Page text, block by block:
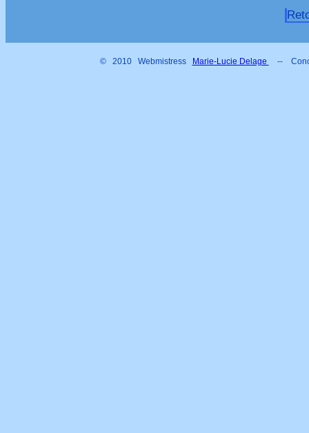
© 2010 Webmistress Marie-Lucie Delage --